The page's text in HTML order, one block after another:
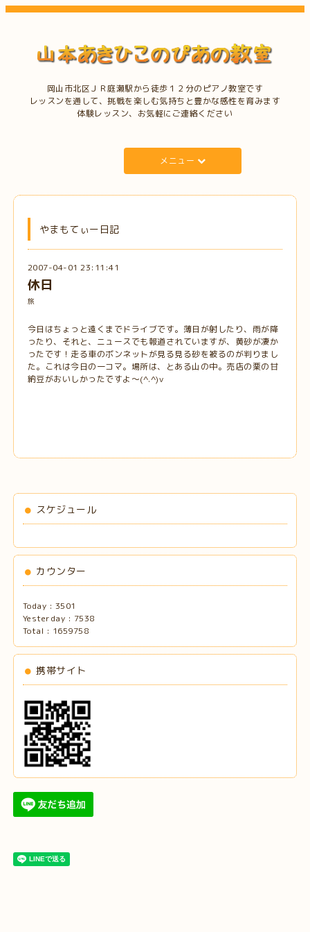
岡山市北区ＪＲ庭瀬駅から徒歩１２分のピアノ教室です
レッスンを通して、挑戦を楽しむ気持ちと豊かな感性を育みます
体験レッスン、お気軽にご連絡ください
メニュー
やまもてぃー日記
2007-04-01 23:11:41
休日
旅
今日はちょっと遠くまでドライブです。薄日が射したり、雨が降
ったり、それと、ニュースでも報道されていますが、黄砂が凄か
ったです！走る車のボンネットが見る見る砂を被るのが判りまし
た。これは今日の一コマ。場所は、とある山の中。売店の栗の甘
納豆がおいしかったですよ～(^.^)v
スケジュール
カウンター
Today : 3501
Yesterday : 7538
Total : 1659758
携帯サイト